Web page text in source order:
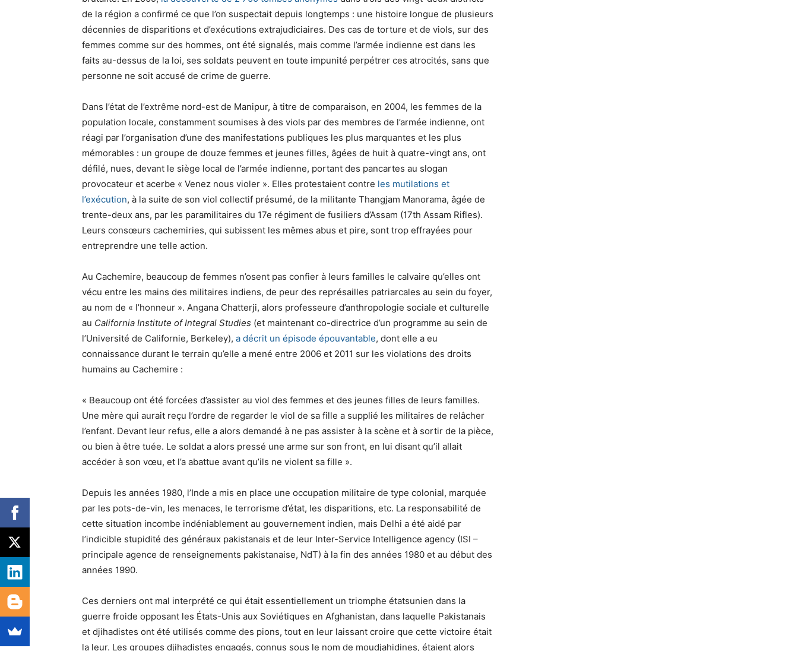
de la région a confirmé ce que l’on suspectait depuis longtemps : une histoire longue de plusieurs
décennies de disparitions et d’exécutions extrajudiciaires. Des cas de torture et de viols, sur des
femmes comme sur des hommes, ont été signalés, mais comme l’armée indienne est dans les
faits au-dessus de la loi, ses soldats peuvent en toute impunité perpétrer ces atrocités, sans que
personne ne soit accusé de crime de guerre.
Dans l’état de l’extrême nord-est de Manipur, à titre de comparaison, en 2004, les femmes de la
population locale, constamment soumises à des viols par des membres de l’armée indienne, ont
réagi par l’organisation d’une des manifestations publiques les plus marquantes et les plus
mémorables : un groupe de douze femmes et jeunes filles, âgées de huit à quatre-vingt ans, ont
défilé, nues, devant le siège local de l’armée indienne, portant des pancartes au slogan
provocateur et acerbe « Venez nous violer ». Elles protestaient contre les mutilations et
l’exécution, à la suite de son viol collectif présumé, de la militante Thangjam Manorama, âgée de
trente-deux ans, par les paramilitaires du 17e régiment de fusiliers d’Assam (17th Assam Rifles).
Leurs consœurs cachemiries, qui subissent les mêmes abus et pire, sont trop effrayées pour
entreprendre une telle action.
Au Cachemire, beaucoup de femmes n’osent pas confier à leurs familles le calvaire qu’elles ont
vécu entre les mains des militaires indiens, de peur des représailles patriarcales au sein du foyer,
au nom de « l’honneur ». Angana Chatterji, alors professeure d’anthropologie sociale et culturelle
au California Institute of Integral Studies (et maintenant co-directrice d’un programme au sein de
l’Université de Californie, Berkeley), a décrit un épisode épouvantable, dont elle a eu
connaissance durant le terrain qu’elle a mené entre 2006 et 2011 sur les violations des droits
humains au Cachemire :
« Beaucoup ont été forcées d’assister au viol des femmes et des jeunes filles de leurs familles.
Une mère qui aurait reçu l’ordre de regarder le viol de sa fille a supplié les militaires de relâcher
l’enfant. Devant leur refus, elle a alors demandé à ne pas assister à la scène et à sortir de la pièce,
ou bien à être tuée. Le soldat a alors pressé une arme sur son front, en lui disant qu’il allait
accéder à son vœu, et l’a abattue avant qu’ils ne violent sa fille ».
Depuis les années 1980, l’Inde a mis en place une occupation militaire de type colonial, marquée
par les pots-de-vin, les menaces, le terrorisme d’état, les disparitions, etc. La responsabilité de
cette situation incombe indéniablement au gouvernement indien, mais Delhi a été aidé par
l’indicible stupidité des généraux pakistanais et de leur Inter-Service Intelligence agency (ISI –
principale agence de renseignements pakistanaise, NdT) à la fin des années 1980 et au début des
années 1990.
Ces derniers ont mal interprété ce qui était essentiellement un triomphe étatsunien dans la
guerre froide opposant les États-Unis aux Soviétiques en Afghanistan, dans laquelle Pakistanais
et djihadistes ont été utilisés comme des pions, tout en leur laissant croire que cette victoire était
la leur. Les groupes djihadistes engagés, connus sous le nom de moudjahidines, étaient alors